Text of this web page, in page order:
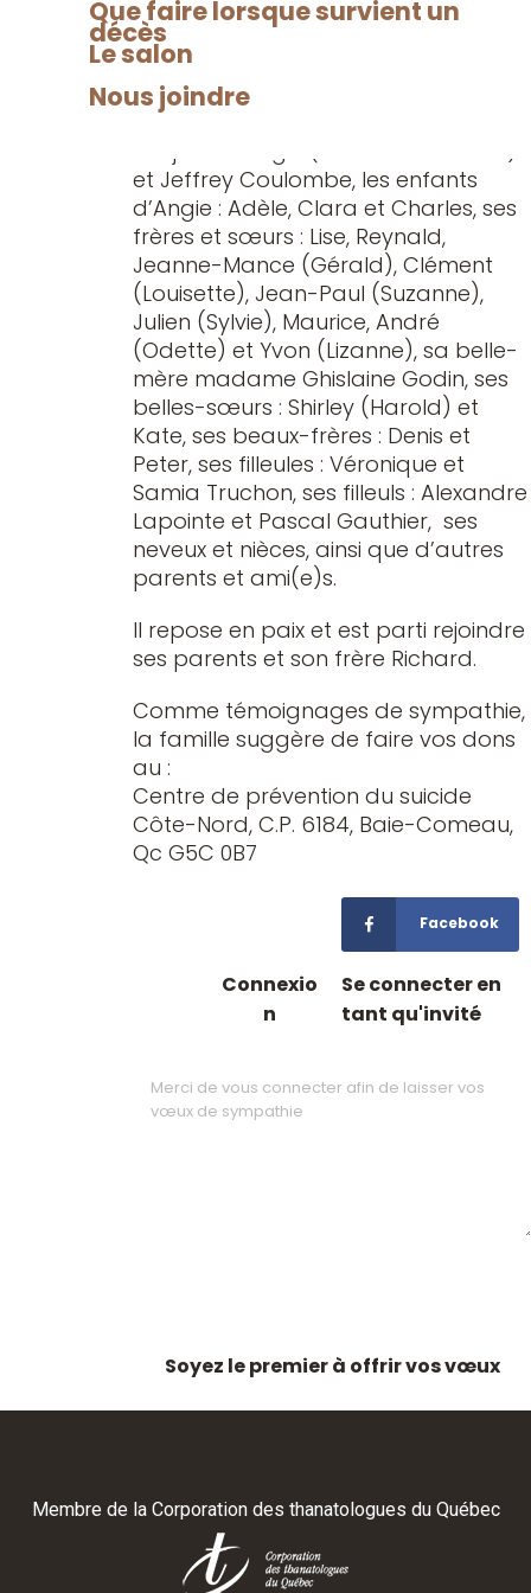
Que faire lorsque survient un
décès
Le salon
Nous joindre
conjointe madame Barbara Godin,
sa fille Stéphanie, son fils Jean-
François (Marie-Lou Fillion Bergeron),
les enfants de Stéphanie : Loucas et
Alek Beaudoin, les enfants de sa
conjointe : Angie ( Jonathan Ouellet)
et Jeffrey Coulombe, les enfants
d’Angie : Adèle, Clara et Charles, ses
frères et sœurs : Lise, Reynald,
Jeanne-Mance (Gérald), Clément
(Louisette), Jean-Paul (Suzanne),
Julien (Sylvie), Maurice, André
(Odette) et Yvon (Lizanne), sa belle-
mère madame Ghislaine Godin, ses
belles-sœurs : Shirley (Harold) et
Kate, ses beaux-frères : Denis et
Peter, ses filleules : Véronique et
Samia Truchon, ses filleuls : Alexandre
Lapointe et Pascal Gauthier, ses
neveux et nièces, ainsi que d’autres
parents et ami(e)s.
Il repose en paix et est parti rejoindre
ses parents et son frère Richard.
Comme témoignages de sympathie,
la famille suggère de faire vos dons
au :
Centre de prévention du suicide
Côte-Nord, C.P. 6184, Baie-Comeau,
Qc G5C 0B7
Facebook
Connexio
n
Se connecter en
tant qu'invité
Soyez le premier à offrir vos vœux
Membre de la Corporation des thanatologues du Québec